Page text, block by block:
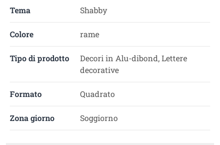
Tema Shabby
Colore rame
Tipo di prodotto
Decori in Alu-dibond, Lettere
decorative
Formato Quadrato
Zona giorno Soggiorno